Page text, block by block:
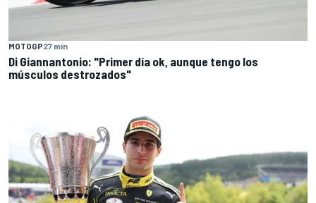
MOTOGP27 min
Di Giannantonio: "Primer día ok, aunque tengo los
músculos destrozados"